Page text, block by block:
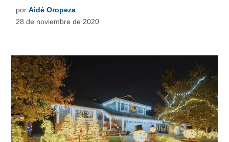
por Aidé Oropeza
28 de noviembre de 2020